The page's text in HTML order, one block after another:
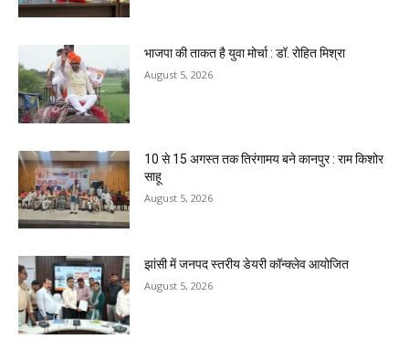
भाजपा की ताकत है युवा मोर्चा : डॉ. रोहित मिश्रा
August 5, 2026
10 से 15 अगस्त तक तिरंगामय बने कानपुर : राम किशोर
साहू
August 5, 2026
झांसी में जनपद स्तरीय डेयरी कॉन्क्लेव आयोजित
August 5, 2026